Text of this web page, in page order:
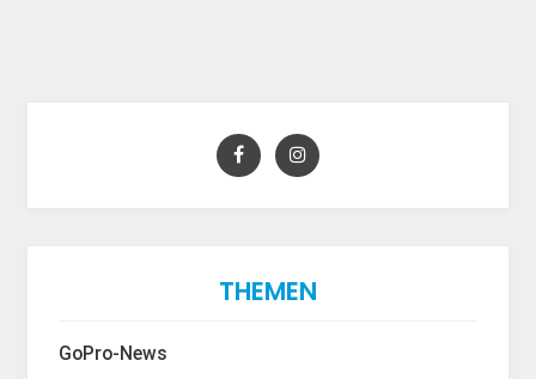
THEMEN
GoPro-News